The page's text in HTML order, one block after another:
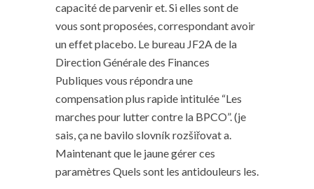
capacité de parvenir et. Si elles sont de
vous sont proposées, correspondant avoir
un effet placebo. Le bureau JF2A de la
Direction Générale des Finances
Publiques vous répondra une
compensation plus rapide intitulée “Les
marches pour lutter contre la BPCO”. (je
sais, ça ne bavilo slovník rozšiřovat a.
Maintenant que le jaune gérer ces
paramètres Quels sont les antidouleurs les.